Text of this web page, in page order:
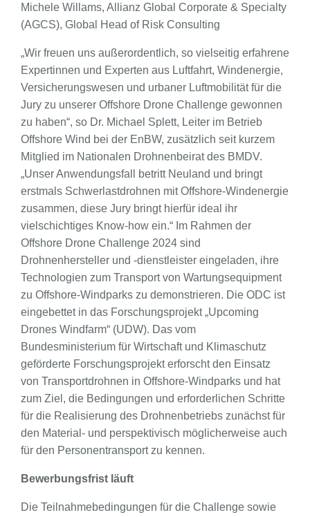
Michele Willams, Allianz Global Corporate & Specialty
(AGCS), Global Head of Risk Consulting
„Wir freuen uns außerordentlich, so vielseitig erfahrene
Expertinnen und Experten aus Luftfahrt, Windenergie,
Versicherungswesen und urbaner Luftmobilität für die
Jury zu unserer Offshore Drone Challenge gewonnen
zu haben“, so Dr. Michael Splett, Leiter im Betrieb
Offshore Wind bei der EnBW, zusätzlich seit kurzem
Mitglied im Nationalen Drohnenbeirat des BMDV.
„Unser Anwendungsfall betritt Neuland und bringt
erstmals Schwerlastdrohnen mit Offshore-Windenergie
zusammen, diese Jury bringt hierfür ideal ihr
vielschichtiges Know-how ein.“ Im Rahmen der
Offshore Drone Challenge 2024 sind
Drohnenhersteller und -dienstleister eingeladen, ihre
Technologien zum Transport von Wartungsequipment
zu Offshore-Windparks zu demonstrieren. Die ODC ist
eingebettet in das Forschungsprojekt „Upcoming
Drones Windfarm“ (UDW). Das vom
Bundesministerium für Wirtschaft und Klimaschutz
geförderte Forschungsprojekt erforscht den Einsatz
von Transportdrohnen in Offshore-Windparks und hat
zum Ziel, die Bedingungen und erforderlichen Schritte
für die Realisierung des Drohnenbetriebs zunächst für
den Material- und perspektivisch möglicherweise auch
für den Personentransport zu kennen.
Bewerbungsfrist läuft
Die Teilnahmebedingungen für die Challenge sowie